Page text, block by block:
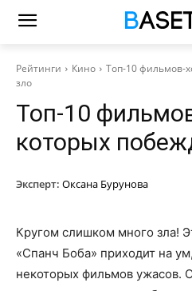
Рейтинги Кино
Топ-10 фильмов-
зло
Топ-10
которых
Эксперт: Оксана Бурунова
Кругом слишком много зла!
«Спанч Боба» приходит на
некоторых фильмов ужасов.